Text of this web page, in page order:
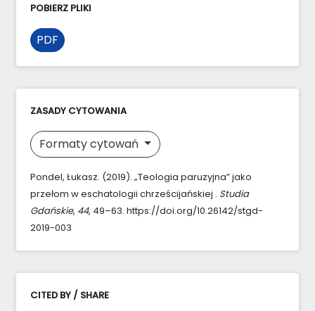
POBIERZ PLIKI
PDF
ZASADY CYTOWANIA
Formaty cytowań
Pondel, Łukasz. (2019). „Teologia paruzyjna” jako
przełom w eschatologii chrześcijańskiej . Studia
Gdańskie, 44, 49–63. https://doi.org/10.26142/stgd-
2019-003
CITED BY / SHARE